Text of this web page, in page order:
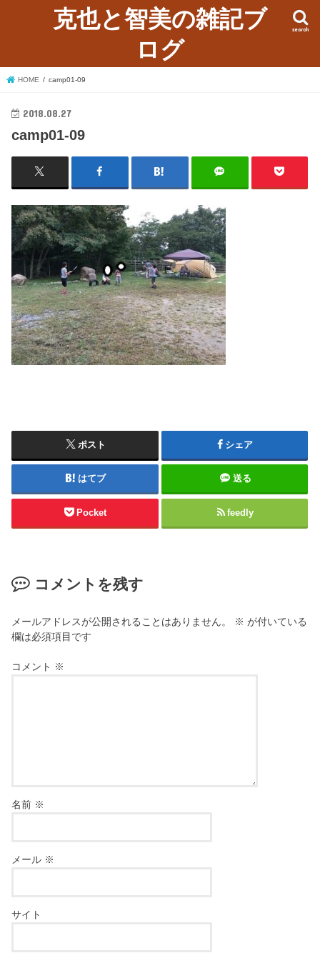
克也と智美の雑記ブ
ログ
search
HOME camp01-09
2018.08.27
camp01-09
ポスト シェア
はてブ 送る
Pocket feedly
コメントを残す
メールアドレスが公開されることはありません。 ※ が付いている
欄は必須項目です
コメント ※
名前 ※
メール ※
サイト